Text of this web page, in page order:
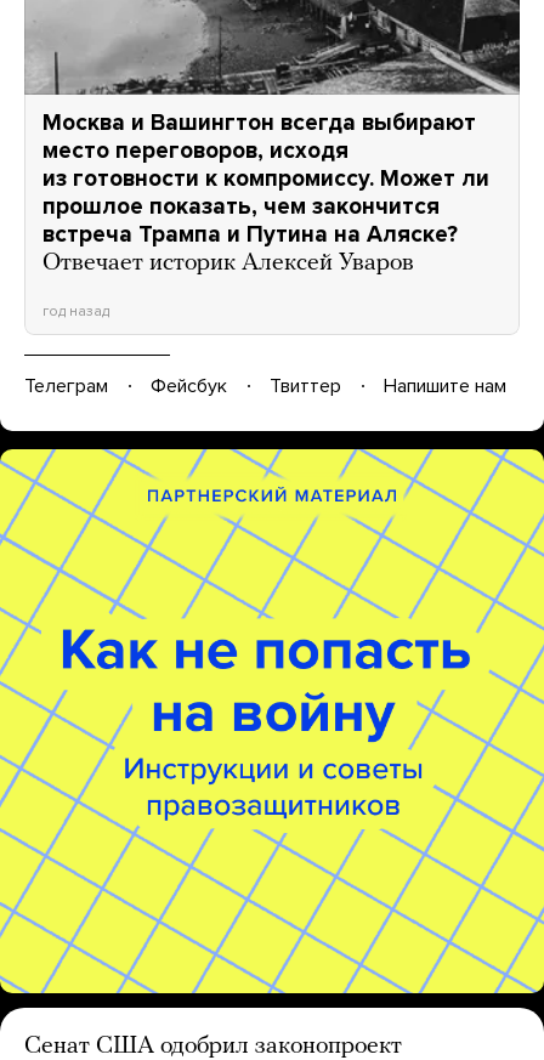
Москва и Вашингтон всегда выбирают
место переговоров, исходя
из готовности к компромиссу. Может ли
прошлое показать, чем закончится
встреча Трампа и Путина на Аляске?
Отвечает историк Алексей Уваров
год назад
Телеграм Фейсбук Твиттер Напишите нам
Сенат США одобрил законопроект